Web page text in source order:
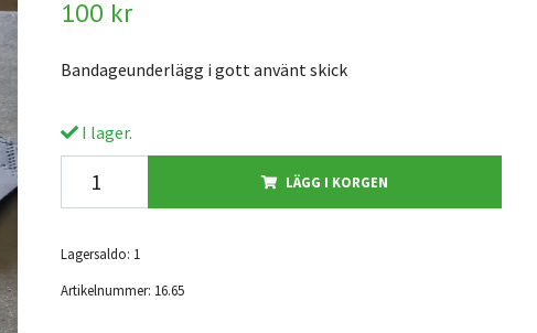
100 kr
Bandageunderlägg i gott använt skick
I lager.
LÄGG I KORGEN
Lagersaldo: 1
Artikelnummer: 16.65